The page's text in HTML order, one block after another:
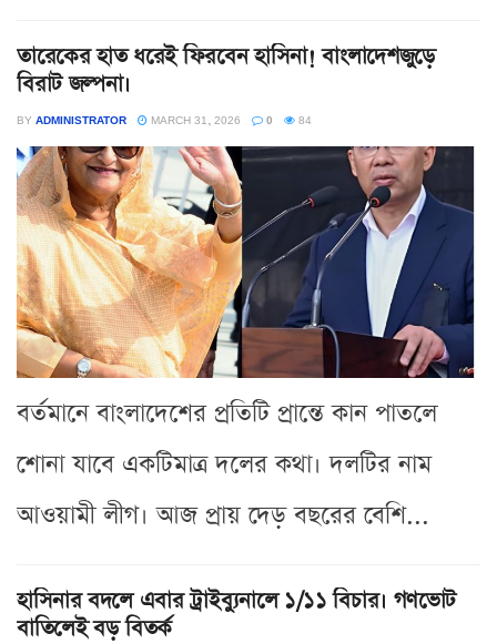
তারেকের হাত ধরেই ফিরবেন হাসিনা! বাংলাদেশজুড়ে
বিরাট জল্পনা।
BY ADMINISTRATOR MARCH 31, 2026 0 84
বর্তমানে বাংলাদেশের প্রতিটি প্রান্তে কান পাতলে
শোনা যাবে একটিমাত্র দলের কথা। দলটির নাম
আওয়ামী লীগ। আজ প্রায় দেড় বছরের বেশি...
হাসিনার বদলে এবার ট্রাইব্যুনালে ১/১১ বিচার। গণভোট
বাতিলেই বড় বিতর্ক